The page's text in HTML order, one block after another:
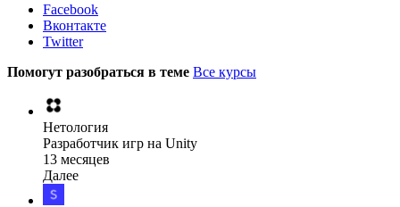
Facebook
Вконтакте
Twitter
Помогут разобраться в теме Все курсы
Нетология
Разработчик игр на Unity
13 месяцев
Далее